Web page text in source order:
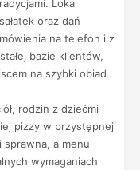
Lokal
oraz dań
na telefon i z
bazie klientów,
na szybki obiad
rodzin z dziećmi i
pizzy w przystępnej
sprawna, a menu
wymaganiach